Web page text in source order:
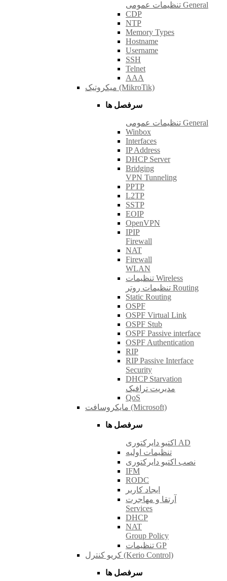
تنظیمات عمومی General
CDP
NTP
Memory Types
Hostname
Username
SSH
Telnet
AAA
میکروتیک (MikroTik)
سرفصل ها
تنظیمات عمومی General
Winbox
Interfaces
IP Address
DHCP Server
Bridging
VPN Tunneling
PPTP
L2TP
SSTP
EOIP
OpenVPN
IPIP
Firewall
NAT
Firewall
WLAN
تنظیمات Wireless
تنظیمات روتر Routing
Static Routing
OSPF
OSPF Virtual Link
OSPF Stub
OSPF Passive interface
OSPF Authentication
RIP
RIP Passive Interface
Security
DHCP Starvation
مدیریت ترافیک
QoS
مایکروسافت (Microsoft)
سرفصل ها
اکتیو دایرکتوری AD
تنظیمات اولیه
نصب اکتیو دایرکتوری
IFM
RODC
ایجاد کاربر
آرتقا و مهاجرت
Services
DHCP
NAT
Group Policy
تنظیمات GP
کریو کنترل (Kerio Control)
سرفصل ها